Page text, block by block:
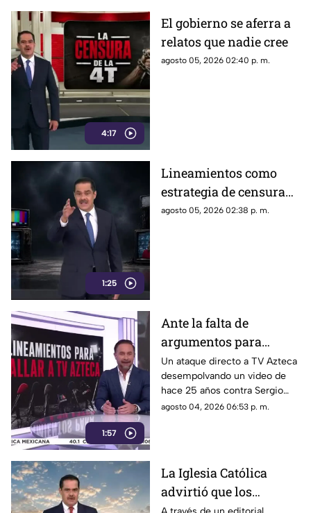
4:17
El gobierno se aferra a
relatos que nadie cree
agosto 05, 2026 02:40 p. m.
1:25
Lineamientos como
estrategia de censura
contra los ciudadanos
agosto 05, 2026 02:38 p. m.
1:57
Ante la falta de
argumentos para
justificar lineamientos
diseñados para
censurar, el Gobierno
recurrió a la
Un ataque directo a TV Azteca
desempolvando un video de
hace 25 años contra Sergio
Sarmiento. No es una disputa
agosto 04, 2026 06:53 p. m.
La Iglesia Católica
advirtió que los